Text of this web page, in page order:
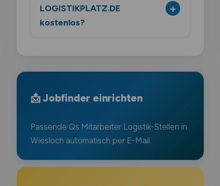
LOGISTIKPLATZ.DE
kostenlos?
📩 Jobfinder einrichten
Passende Qs Mitarbeiter Logistik-Stellen in
Wiesloch automatisch per E-Mail.